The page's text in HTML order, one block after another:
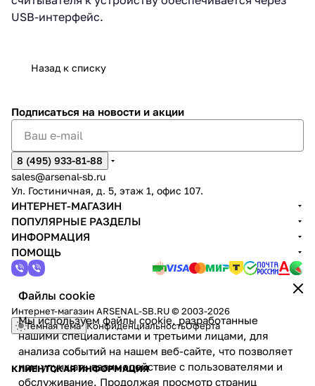
USB-интерфейс.
Назад к списку
Файлы cookie
Мы используем файлы cookie, разработанные
нашими специалистами и третьими лицами, для
анализа событий на нашем веб-сайте, что позволяет
нам улучшать взаимодействие с пользователями и
обслуживание. Продолжая просмотр страниц
Подписаться на новости и акции
8 (495) 933-81-88
sales@arsenal-sb.ru
Ул. Гостиничная, д. 5, этаж 1, офис 107.
ИНТЕРНЕТ-МАГАЗИН
ПОПУЛЯРНЫЕ РАЗДЕЛЫ
ИНФОРМАЦИЯ
ПОМОЩЬ
Интернет-магазин ARSENAL-SB.RU © 2003-2026
Темная тема КонфиденциальностьОферта
КЛИЕНТСКАЯ ИНФОРМАЦИЯ